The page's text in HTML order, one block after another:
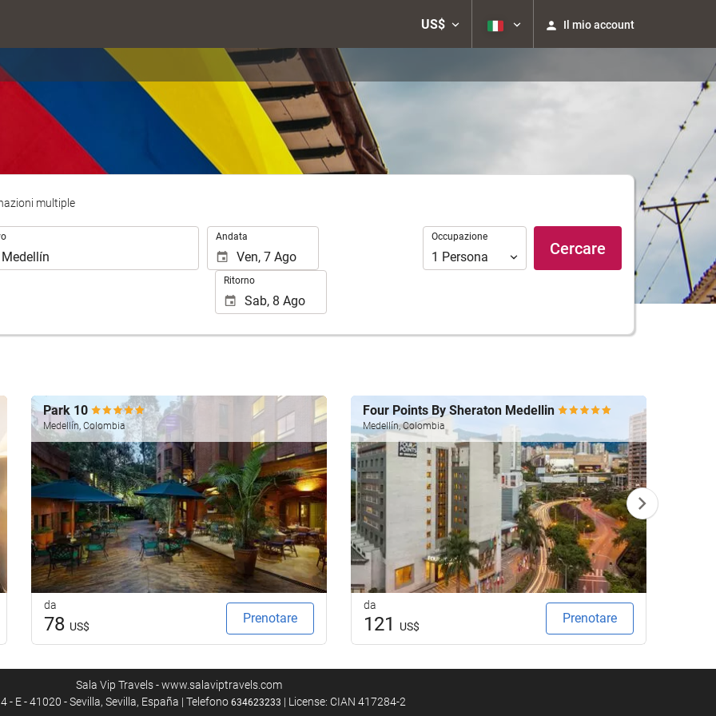
US$ Il mio account
multiple
Andata
Ritorno
Occupazione
Occupazione
1 Persona Cercare
Park 10
Medellín, Colombia
da
78 US$
Prenotare
Four Points By Sheraton Medellin
Medellín, Colombia
da
121 US$
Prenotare
Sala Vip Travels - www.salaviptravels.com
- E - 41020 - Sevilla, Sevilla, España | Telefono 634623233 | License: CIAN 417284-2